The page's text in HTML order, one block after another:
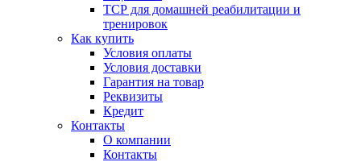
ТСР для домашней реабилитации и
тренировок
Как купить
Условия оплаты
Условия доставки
Гарантия на товар
Реквизиты
Кредит
Контакты
О компании
Контакты